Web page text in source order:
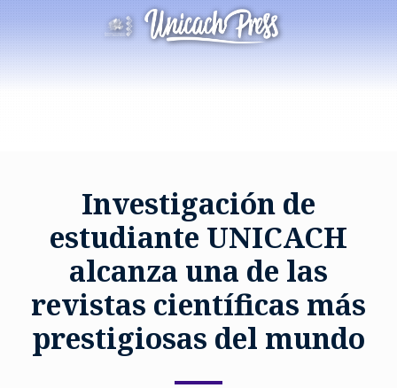
Investigación de
estudiante UNICACH
alcanza una de las
revistas científicas más
prestigiosas del mundo